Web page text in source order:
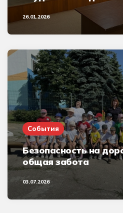
26.01.2026
События
Безопасность на
общая забота
03.07.2026